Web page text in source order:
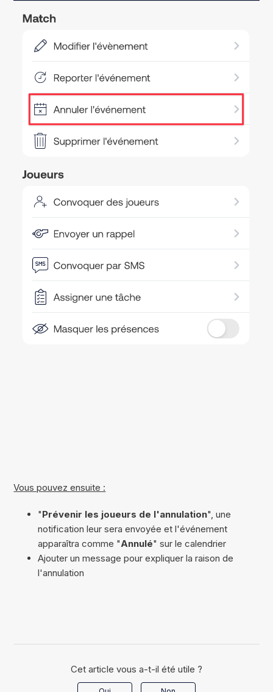
Vous pouvez ensuite :
"Prévenir les joueurs de l'annulation", une
notification leur sera envoyée et l'événement
apparaîtra comme "Annulé" sur le calendrier
Ajouter un message pour expliquer la raison de
l'annulation
Cet article vous a-t-il été utile ?